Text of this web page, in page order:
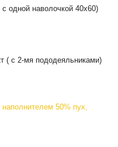
одной наволочкой 40x60)
( с 2-мя пододеяльниками)